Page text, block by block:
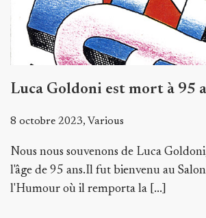
Luca Goldoni est mort à 95
8 octobre 2023, Various
Nous nous souvenons de Luca
l'âge de 95 ans.Il fut bienvenu au
l'Humour où il remporta la [...]